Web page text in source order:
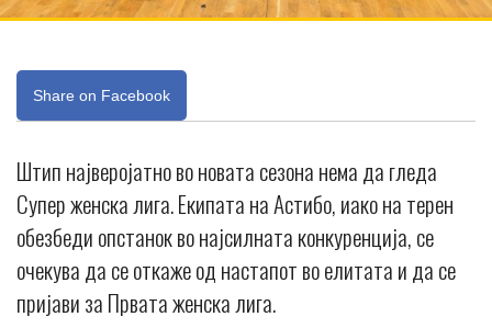
Share on Facebook
Штип најверојатно во новата сезона нема да гледа
Супер женска лига. Екипата на Астибо, иако на терен
обезбеди опстанок во најсилната конкуренција, се
очекува да се откаже од настапот во елитата и да се
пријави за Првата женска лига.